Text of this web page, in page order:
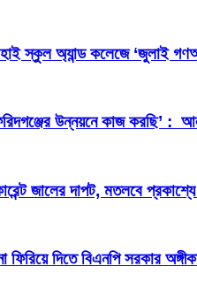
স্কুল অ্যান্ড কলেজে ‘জুলাই
উন্নয়নে কাজ করছি’ :
জালের দাপট, মতলবে
ফিরিয়ে দিতে বিএনপি সরকার